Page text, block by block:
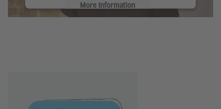
More Information